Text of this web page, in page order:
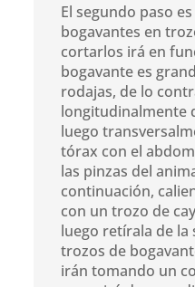
El segundo paso
bogavantes en
cortarlos irá en
bogavante es
rodajas, de lo
longitudinalmente
luego
tórax con el
las pinzas del
continuación,
con un trozo de
luego retírala de la
trozos de
irán tomando un